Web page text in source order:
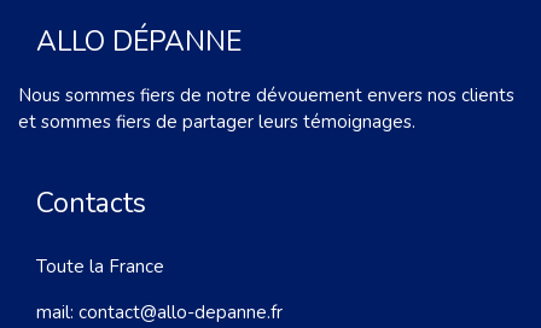
ALLO DÉPANNE
Nous sommes fiers de notre dévouement envers nos clients
et sommes fiers de partager leurs témoignages.
Contacts
Toute la France
mail: contact@allo-depanne.fr